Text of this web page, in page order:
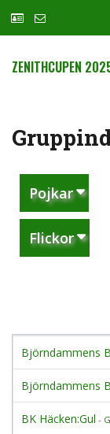
ZENITHCUPEN
Pojkar
Flickor
Björndammens
Björndammens
BK Häcken:Gul -